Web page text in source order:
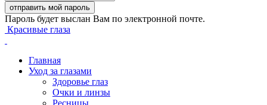
Пароль будет выслан Вам по электронной почте.
Красивые глаза
Главная
Уход за глазами
Здоровье глаз
Очки и линзы
Ресницы